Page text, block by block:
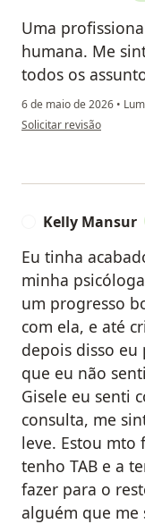
Uma
humana. Me
todos os
6 de maio de 2026 •
na opinião do utilizador
Solicitar revisão
Kelly Mansur
Eu tinha
minha
um progresso
com ela, e até
depois disso
que eu não
Gisele eu senti
consulta, me
leve. Estou mto
tenho TAB e a
fazer para o
alguém que